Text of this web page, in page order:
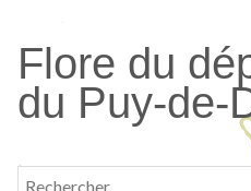
contenu
principal
Flore du
du Puy-de-